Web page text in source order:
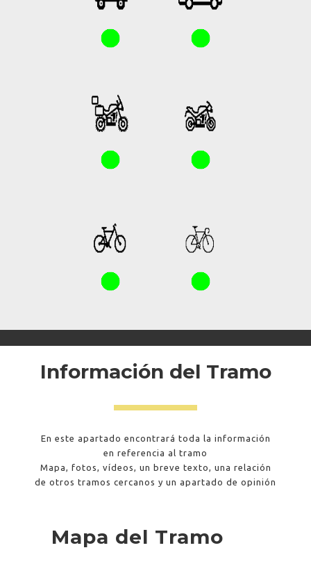
Información del Tramo
En este apartado encontrará toda la información
en referencia al tramo
Mapa, fotos, vídeos, un breve texto, una relación
de otros tramos cercanos y un apartado de opinión
Mapa del Tramo